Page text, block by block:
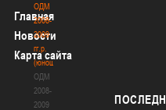
ОДМ
2008-
2009
гг.р.
(юноши)
ОДМ
2008-
2009
Главная
Новости
Карта сайта